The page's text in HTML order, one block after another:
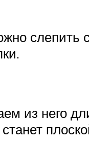
слепить
из него